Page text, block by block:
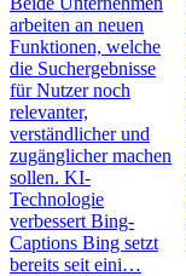
arbeiten an neuen
Funktionen, welche
die Suchergebnisse
für Nutzer noch
relevanter,
verständlicher und
zugänglicher machen
sollen. KI-
Technologie
verbessert Bing-
Captions Bing setzt
bereits seit eini…